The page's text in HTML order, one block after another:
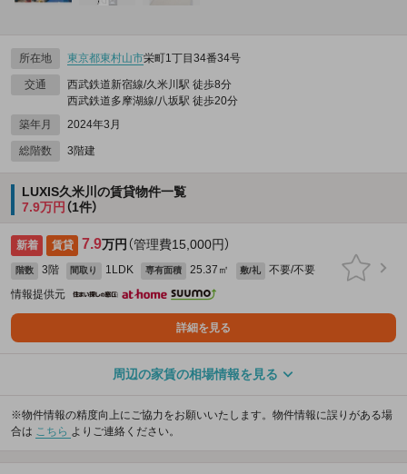
所在地 東京都東村山市栄町1丁目34番34号
交通
西武鉄道新宿線/久米川駅 徒歩8分
西武鉄道多摩湖線/八坂駅 徒歩20分
築年月
2024年3月
総階数 3階建
LUXIS久米川の賃貸物件一覧
7.9万円 （1件）
新着 賃貸 7.9万円 （管理費15,000円）
階数 3階 間取り 1LDK 専有面積 25.37㎡ 敷/礼
不要/不要
情報提供元
詳細を見る
周辺の家賃の相場情報を見る
※物件情報の精度向上にご協力をお願いいたします。物件情報に誤りがある場
合は こちら よりご連絡ください。